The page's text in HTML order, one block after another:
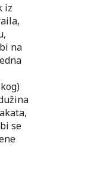
iz
bi na
se